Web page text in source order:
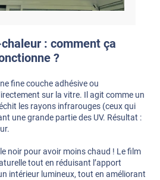
: comment ça
?
fine couche adhésive ou
sur la vitre. Il agit comme un
les rayons infrarouges (ceux qui
une grande partie des UV. Résultat :
noir pour avoir moins chaud ! Le film
tout en réduisant l’apport
intérieur lumineux, tout en améliorant